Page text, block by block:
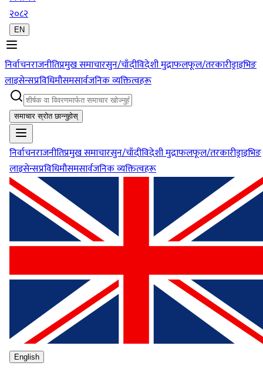
२०८२
EN
निर्वाचनराजनीतिप्रमुख समाचारसुन/चाँदीविदेशी मुद्राफलफूल/तरकारीड्राइभिङ
लाइसेन्सप्रविधिमौसमसार्वजनिक व्यक्तित्वहरू
समाचार स्रोत छान्नुहोस्
निर्वाचनराजनीतिप्रमुख समाचारसुन/चाँदीविदेशी मुद्राफलफूल/तरकारीड्राइभिङ
लाइसेन्सप्रविधिमौसमसार्वजनिक व्यक्तित्वहरू
English